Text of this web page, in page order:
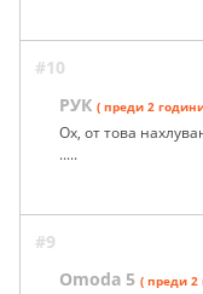
#10
РУК ( преди 2
Ох, от това
.....
#9
Omoda 5 ( преди 2